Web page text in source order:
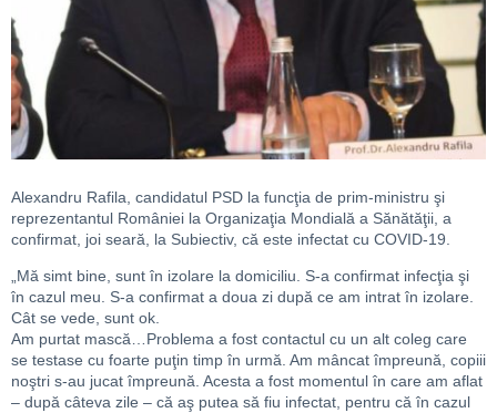
Alexandru Rafila, candidatul PSD la funcţia de prim-ministru şi
reprezentantul României la Organizaţia Mondială a Sănătăţii, a
confirmat, joi seară, la Subiectiv, că este infectat cu COVID-19.
„Mă simt bine, sunt în izolare la domiciliu. S-a confirmat infecţia şi
în cazul meu. S-a confirmat a doua zi după ce am intrat în izolare.
Cât se vede, sunt ok.
Am purtat mască…Problema a fost contactul cu un alt coleg care
se testase cu foarte puţin timp în urmă. Am mâncat împreună, copiii
noştri s-au jucat împreună. Acesta a fost momentul în care am aflat
– după câteva zile – că aş putea să fiu infectat, pentru că în cazul